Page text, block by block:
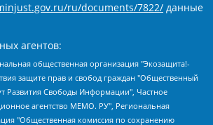
ru/documents/7822/ данные
агентов:
организация "Центр по работе с проблемой насилия "НАСИЛИЮ.НЕТ", Межрегиональный профессиональный союз работников здравоохранения "Альянс врачей", Юридическое лицо, зарегистрированное в Латвийской Республике, SIA "Medusa Project" (регистрационный номер 40103797863, дата регистрации 10.06.2014), Некоммерческая организация "Фонд по борьбе с коррупцией", Автономная некоммерческая организация "Институт права и публичной политики", Баданин Роман Сергеевич, Гликин Максим Александрович, Железнова Мария Михайловна, Лукьянова Юлия Сергеевна, Маетная Елизавета Витальевна, Маняхин Петр Борисович, Чуракова Ольга Владимировна, Ярош Юлия Петровна, Юридическое лицо "The Insider SIA", зарегистрированное в Риге, Латвийская Республика (дата регистрации 26.06.2015), являющееся администратором доменного имени интернет-издания "The Insider SIA", https://theins.ru, Постернак Алексей Евгеньевич, Рубин Михаил Аркадьевич, Анин Роман Александрович, Юридическое лицо Istories fonds, зарегистрированное в Латвийской Республике (регистрационный номер 50008295751, дата регистрации 24.02.2020), Великовский Дмитрий Александрович, Долинина Ирина Николаевна, Мароховская Алеся Алексеевна, Шлейнов Роман Юрьевич, Шмагун Олеся Валентиновна, Общество с ограниченной ответственностью "Альтаир 2021", Общество с ограниченной ответственностью "Вега 2021", Общество с ограниченной ответственностью "Главный редактор 2021", Общество с ограниченной ответственностью "Ромашки монолит", Важенков Артем Валерьевич, Ивановская областная общественная организация "Центр гендерных исследований", Гурман Юрий Альбертович, Медиапроект "ОВД-Инфо", Егоров Владимир Владимирович, Жилинский Владимир Александрович, Общество с ограниченной ответственностью "ЗП", Иванова София Юрьевна, Карезина Инна Павловна, Кильтау Екатерина Викторовна, Петров Алексей Викторович, Пискунов Сергей Евгеньевич, Смирнов Сергей Сергеевич, Тихонов Михаил Сергеевич, Общество с ограниченной ответственностью "ЖУРНАЛИСТ-ИНОСТРАННЫЙ АГЕНТ", Арапова Галина Юрьевна, Вольтская Татьяна Анатольевна, Американская компания "Mason G.E.S. Anonymous Foundation" (США), являющаяся владельцем интернет-издания https://mnews.world/, Компания "Stichting Bellingcat", зарегистрированная в Нидерландах (дата регистрации 11.07.2018), Захаров Андрей Вячеславович, Клепиковская Екатерина Дмитриевна, Общество с ограниченной ответственностью "МЕМО", Перл Роман Александрович, Симонов Евгений Алексеевич, Соловьева Елена Анатольевна, Сотников Даниил Владимирович, Сурначева Елизавета Дмитриевна, Автономная некоммерческая организация по защите прав человека и информированию населения "Якутия – Наше Мнение", Общество с ограниченной ответственностью "Москоу диджитал медиа", с 26.01.2023 Общество с ограниченной ответственностью "Чайка Белые сады", Ветошкина Валерия Валерьевна, Заговора Максим Александрович, Межрегиональное общественное движение "Российская ЛГБТ - сеть", Оленичев Максим Владимирович, Павлов Иван Юрьевич, Скворцова Елена Сергеевна, Общество с ограниченной ответственностью "Как бы инагент", Кочетков Игорь Викторович, Общество с ограниченной ответственностью "Честные выборы", Еланчик Олег Александрович, Общество с ограниченной ответственностью "Нобелевский призыв", Гималова Регина Эмилевна, Григорьев Андрей Валерьевич, Григорьева Алина Александровна, Ассоциация по содействию защите прав призывников, альтернативнослужащих и военнослужащих "Правозащитная группа "Гражданин.Армия.Право", Хисамова Регина Фаритовна, Автономная некоммерческая организация по реализации социально-правовых программ "Лилит", Дальневосточное общественное движение "Маяк", Санкт-Петербургская ЛГБТ-инициативная группа "Выход", Инициативная группа ЛГБТ+ "Реверс", Алексеев Андрей Викторович, Бекбулатова Таисия Львовна, Беляев Иван Михайлович, Владыкина Елена Сергеевна, Гельман Марат Александрович, Никульшина Вероника Юрьевна, Толоконникова Надежда Андреевна, Шендерович Виктор Анатольевич, Общество с ограниченной ответственностью "Данное сообщение", Общество с ограниченной ответственностью Издательский дом "Новая глава", Айнбиндер Александра Александровна, Московский комьюнити-центр для ЛГБТ+инициатив, Благотворительный фонд развития филантропии, Deutsche Welle (Германия, Kurt-Schumacher-Strasse 3, 53113 Bonn), Борзунова Мария Михайловна, Воробьев Виктор Викторович, Голубева Анна Львовна, Константинова Алла Михайловна, Малкова Ирина Владимировна, Мурадов Мурад Абдулгалимович, Осетинская Елизавета Николаевна, Понасенков Евгений Николаевич, Ганапольский Матвей Юрьевич, Киселев Евгений Алексеевич, Борухович Ирина Григорьевна, Дремин Иван Тимофеевич, Дубровский Дмитрий Викторович, Красноярская региональная общественная организация поддержки и развития альтернативных образовательных технологий и межкультурных коммуникаций "ИНТЕРРА", Маяковская Екатерина Алексеевна, Фейгин Марк Захарович, Филимонов Андрей Викторович, Дзугкоева Регина Николаевна, Доброхотов Роман Александрович, Дудь Юрий Александрович, Елкин Сергей Владимирович, Кругликов Кирилл Игоревич, Сабунаева Мария Леонидовна, Семенов Алексей Владимирович, Шаинян Карен Багратович, Шульман Екатерина Михайловна, Асафьев Артур Валерьевич, Вахштайн Виктор Семенович, Венедиктов Алексей Алексеевич, Лушникова Екатерина Евгеньевна, Волков Леонид Михайлович, Невзоров Александр Глебович, Пархоменко Сергей Борисович, Сироткин Ярослав Николаевич, Кара-Мурза Владимир Владимирович, Баранова Наталья Владимировна, Гозман Леонид Яковлевич, Кагарлицкий Борис Юльевич, Климарев Михаил Валерьевич, Милов Владимир Станиславович, Автономная некоммерческая организация Краснодарский центр современного искусства "Типография", Моргенштерн Алишер Тагирович, Соболь Любовь Эдуардовна, Общество с ограниченной ответственностью "ЛИЗА НОРМ", Каспаров Гарри Кимович, Ходорковский Михаил Борисович, Общество с ограниченной ответственностью "Апрельские тезисы", Данилович Ирина Брониславовна, Кашин Олег Владимирович, Петров Николай Владимирович, Пивоваров Алексей Владимирович, Соколов Михаил Владимирович, Цветкова Юлия Владимировна, Чичваркин Евгений Александрович, Комитет против пыток/Команда против пыток, Общество с ограниченной ответственностью "Первый научный", Общество с ограниченной ответственностью "Вертолет и ко", Белоцерковская Вероника Борисовна, Кац Максим Евгеньевич, Лазарева Татьяна Юрьевна, Шаведдинов Руслан Табризович, Яшин Илья Валерьевич, Общество с ограниченной ответственностью "Иноагент ААВ", Алешковский Дмитрий Петрович, Альбац Евгения Марковна, Быков Дмитрий Львович, Галямина Юлия Евгеньевна, Лойко Сергей Леонидович, Мартынов Кирилл Константинович, Медведев Сергей Александрович, Крашенинников Федор Геннадиевич, Гордеева Катерина Вл